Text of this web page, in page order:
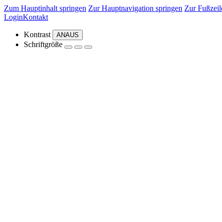
Zum Hauptinhalt springen Zur Hauptnavigation springen Zur
LoginKontakt
Kontrast ANAUS
Schriftgröße